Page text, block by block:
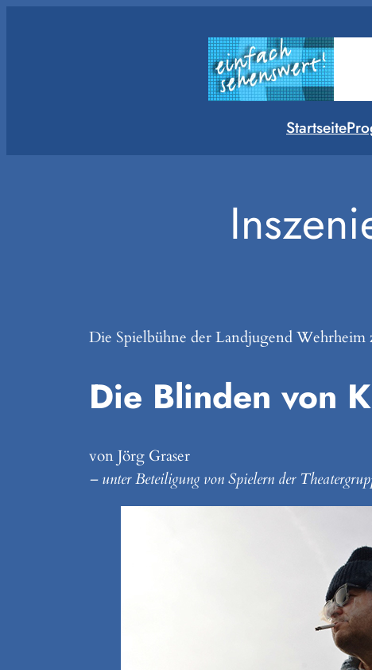
Startseite
Die Spielbühne der Landjugend Wehrheim
Die Blinden von
von Jörg Graser
– unter Beteiligung von Spielern der